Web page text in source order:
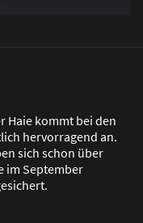
Haie kommt bei den
hervorragend an.
sich schon über
im September